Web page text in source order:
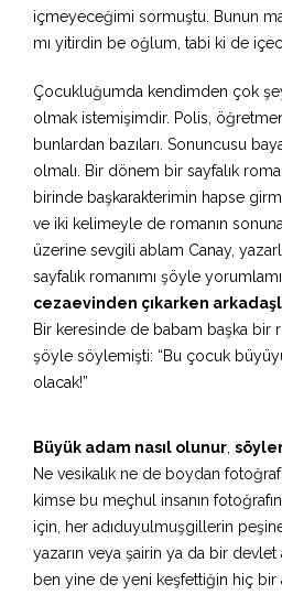
içmeyeceğimi sormuştu. Bunun
mı yitirdin be oğlum, tabi ki de
Çocukluğumda kendimden çok
olmak istemişimdir. Polis,
bunlardan bazıları. Sonuncusu
olmalı. Bir dönem bir sayfalık
birinde başkarakterimin hapse
ve iki kelimeyle de romanın
üzerine sevgili ablam Canay,
sayfalık romanımı şöyle
cezaevinden çıkarken
Bir keresinde de babam başka bir
şöyle söylemişti: “Bu çocuk
olacak!”
Büyük adam nasıl olunur
Ne vesikalık ne de boydan
kimse bu meçhul insanın
için, her adıduyulmuşgillerin
yazarın veya şairin ya da bir devlet
ben yine de yeni keşfettiğin hiç